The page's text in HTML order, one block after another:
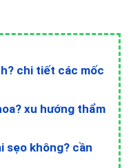
chi tiết các mốc
xu hướng thẩm
sẹo không? cần